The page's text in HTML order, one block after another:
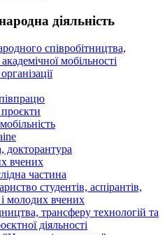
діяльність
співробітництва,
мобільності
докторантура
вчених
частина
студентів, аспірантів,
і молодих вчених
трансферу технологій та
діяльності